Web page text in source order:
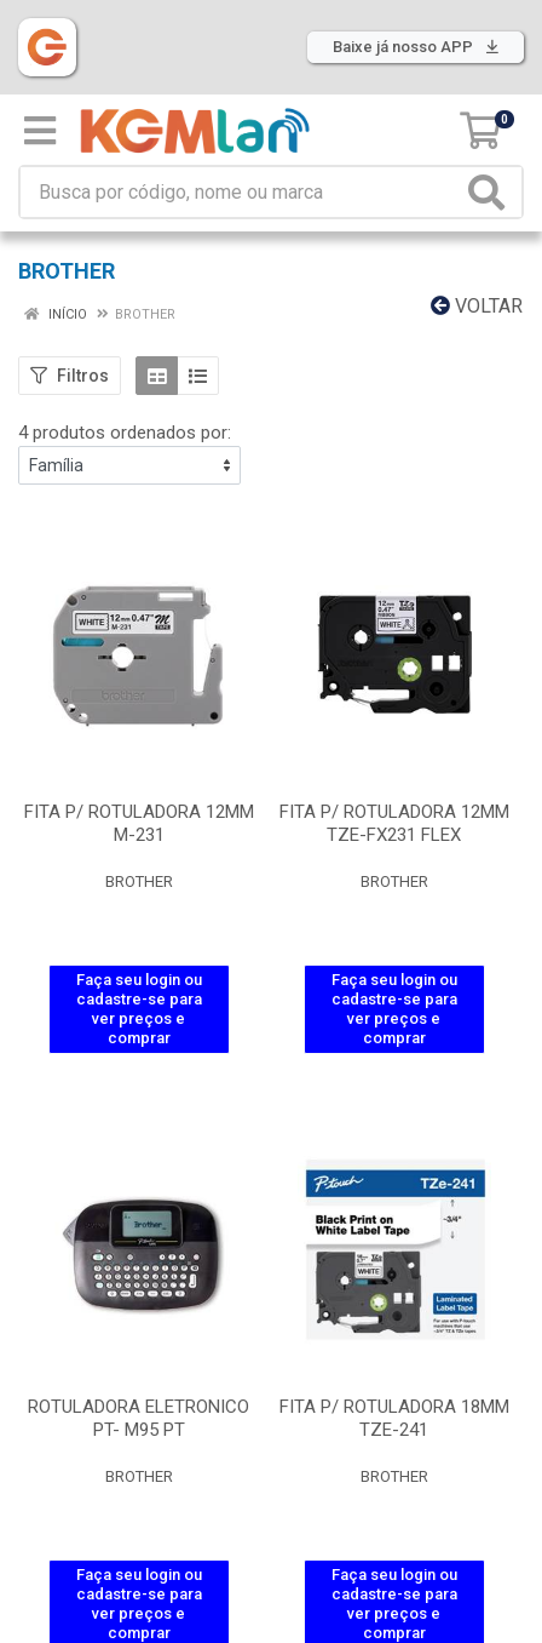
Baixe já nosso APP
0
BROTHER
VOLTAR
INÍCIO BROTHER
Filtros
4 produtos ordenados por:
FITA P/ ROTULADORA 12MM
M-231
BROTHER
Faça seu login ou
cadastre-se para
ver preços e
comprar
FITA P/ ROTULADORA 12MM
TZE-FX231 FLEX
BROTHER
Faça seu login ou
cadastre-se para
ver preços e
comprar
ROTULADORA ELETRONICO
PT- M95 PT
BROTHER
Faça seu login ou
cadastre-se para
ver preços e
comprar
FITA P/ ROTULADORA 18MM
TZE-241
BROTHER
Faça seu login ou
cadastre-se para
ver preços e
comprar